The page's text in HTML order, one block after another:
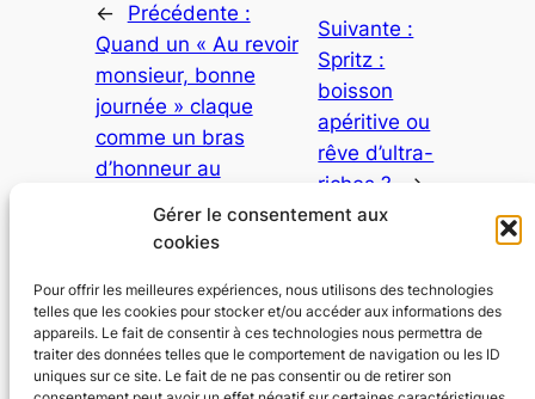
Gérer le consentement aux
cookies
Pour offrir les meilleures expériences, nous utilisons des technologies
telles que les cookies pour stocker et/ou accéder aux informations des
appareils. Le fait de consentir à ces technologies nous permettra de
traiter des données telles que le comportement de navigation ou les ID
uniques sur ce site. Le fait de ne pas consentir ou de retirer son
←
Précédente :
Quand un « Au revoir
monsieur, bonne
journée » claque
comme un bras
d’honneur au
Suivante :
Spritz :
boisson
apéritive ou
rêve d’ultra-
riches ?
→
Johannes Landis